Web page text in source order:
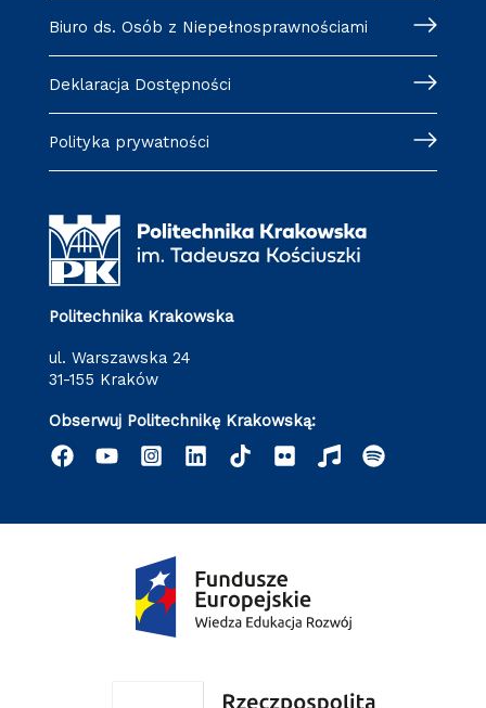
Biuro ds. Osób z Niepełnosprawnościami
Deklaracja Dostępności
Polityka prywatności
Politechnika Krakowska
ul. Warszawska 24
31-155 Kraków
Obserwuj Politechnikę Krakowską: